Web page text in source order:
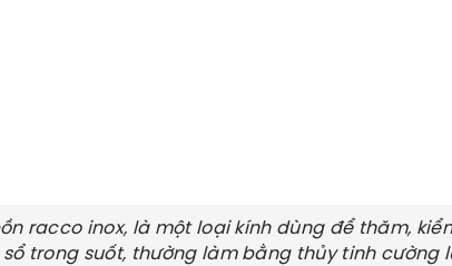
racco inox, là một loại kính dùng để thăm,
trong suốt, thường làm bằng thủy tinh cường